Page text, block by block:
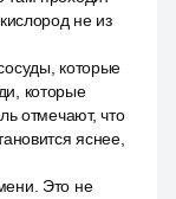
не из
которые
которые
отмечают, что
яснее,
Это не